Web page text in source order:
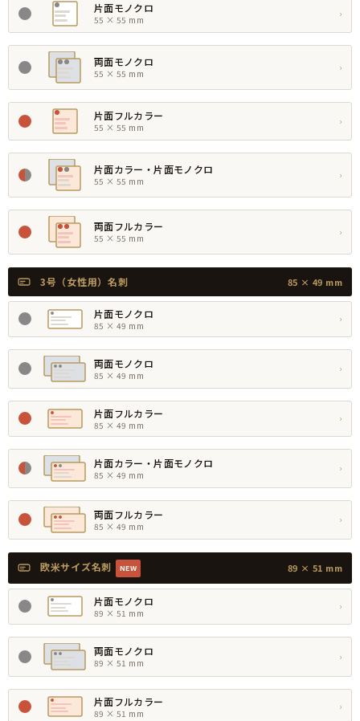
片面モノクロ
55 × 55 mm
›
両面モノクロ
55 × 55 mm
›
片面フルカラー
55 × 55 mm
›
片面カラー・片面モノクロ
55 × 55 mm
›
両面フルカラー
55 × 55 mm
›
3号（女性用）名刺 85 × 49 mm
片面モノクロ
85 × 49 mm
›
両面モノクロ
85 × 49 mm
›
片面フルカラー
85 × 49 mm
›
片面カラー・片面モノクロ
85 × 49 mm
›
両面フルカラー
85 × 49 mm
›
欧米サイズ名刺 NEW 89 × 51 mm
片面モノクロ
89 × 51 mm
›
両面モノクロ
89 × 51 mm
›
片面フルカラー
89 × 51 mm
›